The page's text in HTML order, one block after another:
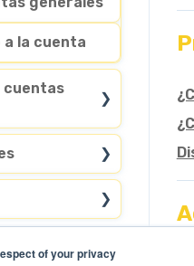
of your privacy
a la cuenta
cuentas
mi
mi cuenta
nuestra